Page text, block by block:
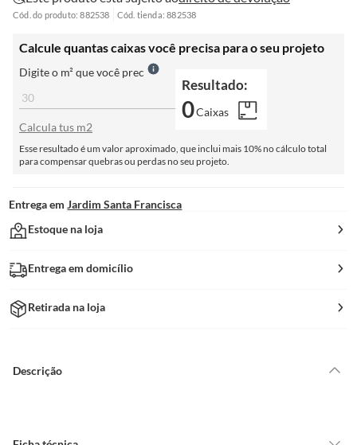
Cód. do produto: 882538 Cód. tienda: 882538
Calcule quantas caixas você precisa para o seu projeto
Digite o m² que você prec
Calcula tus m2
Resultado:
0Caixas
Esse resultado é um valor aproximado, que inclui mais 10% no cálculo total
para compensar quebras ou perdas no seu projeto.
Entrega em Jardim Santa Francisca
Estoque na loja
Entrega em domicílio
Retirada na loja
Descrição